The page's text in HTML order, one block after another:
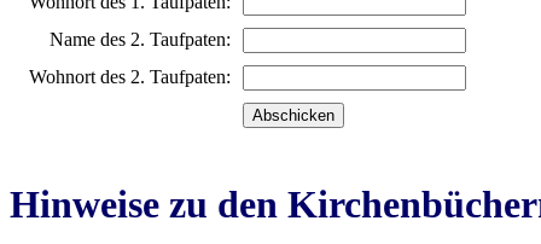
Name des 2. Taufpaten:
Wohnort des 2. Taufpaten:
Hinweise zu den